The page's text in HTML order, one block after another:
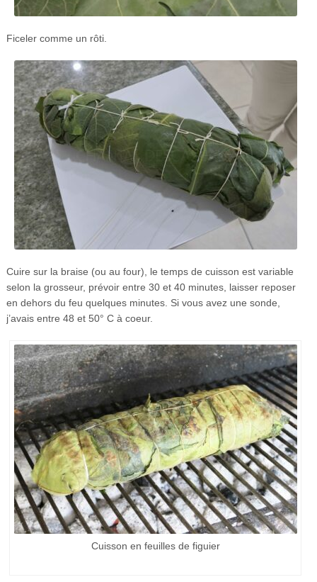
Ficeler comme un rôti.
Cuire sur la braise (ou au four), le temps de cuisson est variable
selon la grosseur, prévoir entre 30 et 40 minutes, laisser reposer
en dehors du feu quelques minutes. Si vous avez une sonde,
j’avais entre 48 et 50° C à coeur.
Cuisson en feuilles de figuier